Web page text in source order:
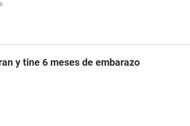
y tine 6 meses de embarazo